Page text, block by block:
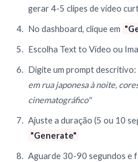
gerar 4-5 clipes de vídeo
No dashboard, clique em
Escolha Text to Vídeo ou
Digite um prompt descritivo:
em rua japonesa à noite,
cinematográfico"
Ajuste a duração (5 ou 10
"Generate"
Aguarde 30-90 segundos e